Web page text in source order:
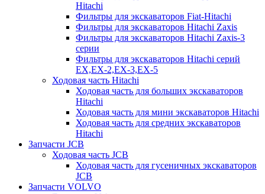
Hitachi
Фильтры для экскаваторов Fiat-Hitachi
Фильтры для экскаваторов Hitachi Zaxis
Фильтры для экскаваторов Hitachi Zaxis-3
серии
Фильтры для экскаваторов Hitachi серий
EX,EX-2,EX-3,EX-5
Ходовая часть Hitachi
Ходовая часть для больших экскаваторов
Hitachi
Ходовая часть для мини экскаваторов Hitachi
Ходовая часть для средних экскаваторов
Hitachi
Запчасти JCB
Ходовая часть JCB
Ходовая часть для гусеничных экскаваторов
JCB
Запчасти VOLVO